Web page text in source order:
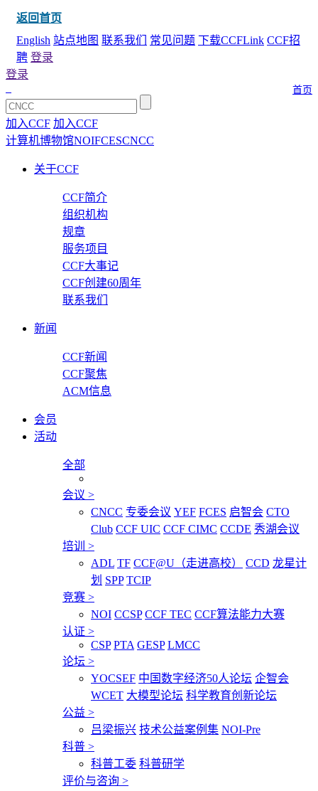
返回首页
English 站点地图 联系我们 常见问题 下载CCFLink CCF招
聘 登录
首页
登录
加入CCF 加入CCF
计算机博物馆NOIFCESCNCC
关于CCF
CCF简介
组织机构
规章
服务项目
CCF大事记
CCF创建60周年
联系我们
新闻
CCF新闻
CCF聚焦
ACM信息
会员
活动
全部
会议 >
CNCC 专委会议 YEF FCES 启智会 CTO
Club CCF UIC CCF CIMC CCDE 秀湖会议
培训 >
ADL TF CCF@U（走进高校） CCD 龙星计
划 SPP TCIP
竞赛 >
NOI CCSP CCF TEC CCF算法能力大赛
认证 >
CSP PTA GESP LMCC
论坛 >
YOCSEF 中国数字经济50人论坛 企智会
WCET 大模型论坛 科学教育创新论坛
公益 >
吕梁振兴 技术公益案例集 NOI-Pre
科普 >
科普工委 科普研学
评价与咨询 >